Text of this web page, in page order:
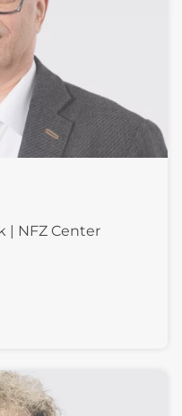
| NFZ Center